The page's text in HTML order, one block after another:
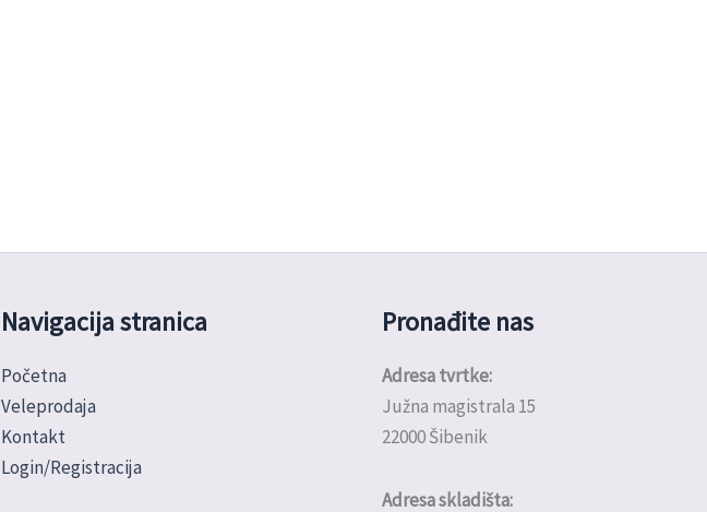
Navigacija stranica
Početna
Veleprodaja
Kontakt
Login/Registracija
Pronađite nas
Adresa tvrtke:
Južna magistrala 15
22000 Šibenik
Adresa skladišta: